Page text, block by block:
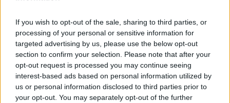
If you wish to opt-out of the sale, sharing to third parties, or
processing of your personal or sensitive information for
targeted advertising by us, please use the below opt-out
section to confirm your selection. Please note that after your
opt-out request is processed you may continue seeing
interest-based ads based on personal information utilized by
us or personal information disclosed to third parties prior to
your opt-out. You may separately opt-out of the further